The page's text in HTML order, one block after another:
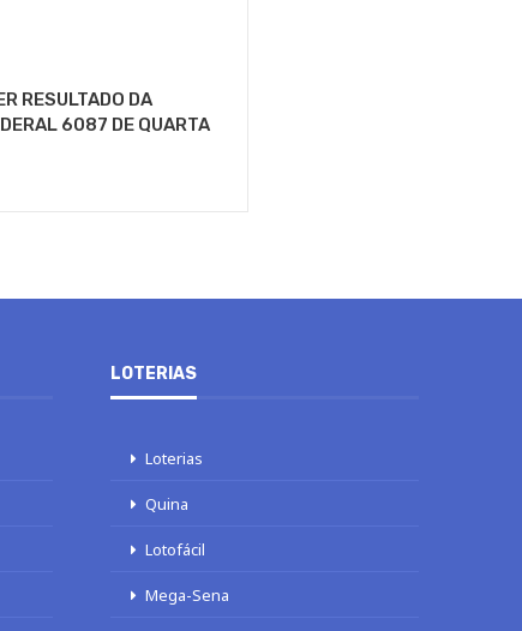
RESULTADO DA
6087 DE QUARTA
LOTERIAS
Loterias
Quina
Lotofácil
Mega-Sena